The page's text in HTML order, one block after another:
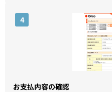
4
お支払内容の確認